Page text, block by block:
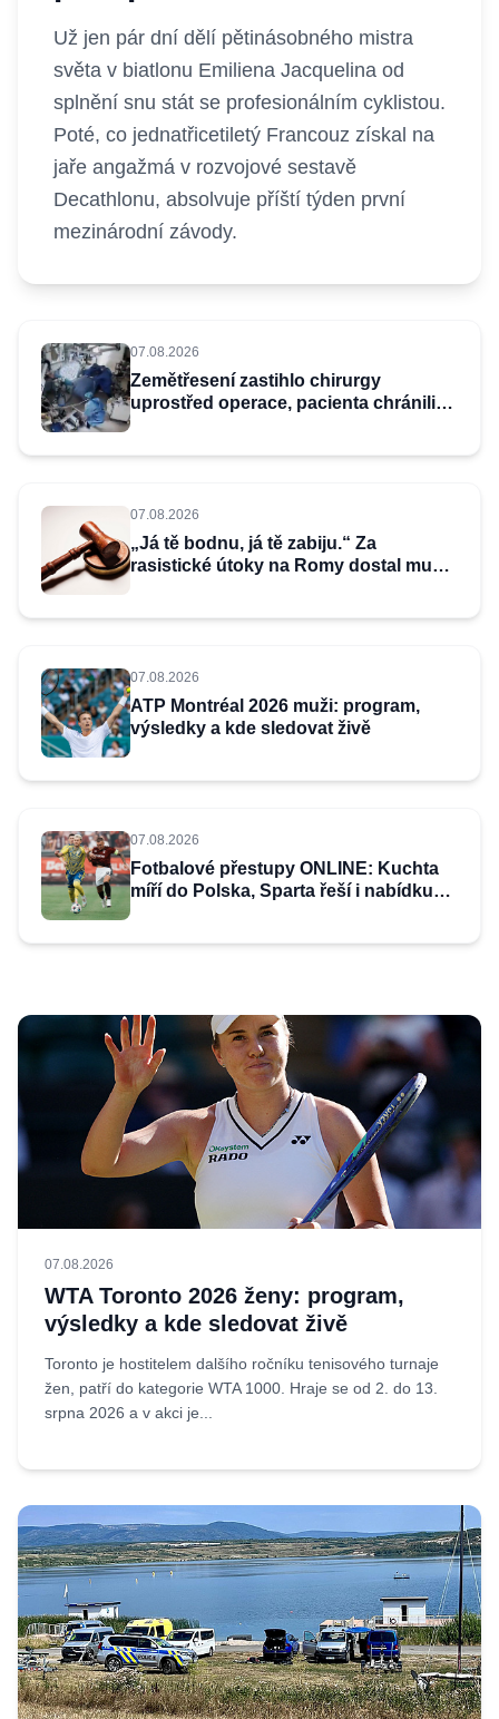
Už jen pár dní dělí pětinásobného mistra
světa v biatlonu Emiliena Jacquelina od
splnění snu stát se profesionálním cyklistou.
Poté, co jednatřicetiletý Francouz získal na
jaře angažmá v rozvojové sestavě
Decathlonu, absolvuje příští týden první
mezinárodní závody.
07.08.2026
Zemětřesení zastihlo chirurgy
uprostřed operace, pacienta chránili
07.08.2026
„Já tě bodnu, já tě zabiju.“ Za
rasistické útoky na Romy dostal muž
07.08.2026
ATP Montréal 2026 muži: program,
výsledky a kde sledovat živě
07.08.2026
Fotbalové přestupy ONLINE: Kuchta
míří do Polska, Sparta řeší i nabídku
07.08.2026
WTA Toronto 2026 ženy: program,
výsledky a kde sledovat živě
Toronto je hostitelem dalšího ročníku tenisového turnaje
žen, patří do kategorie WTA 1000. Hraje se od 2. do 13.
srpna 2026 a v akci je...